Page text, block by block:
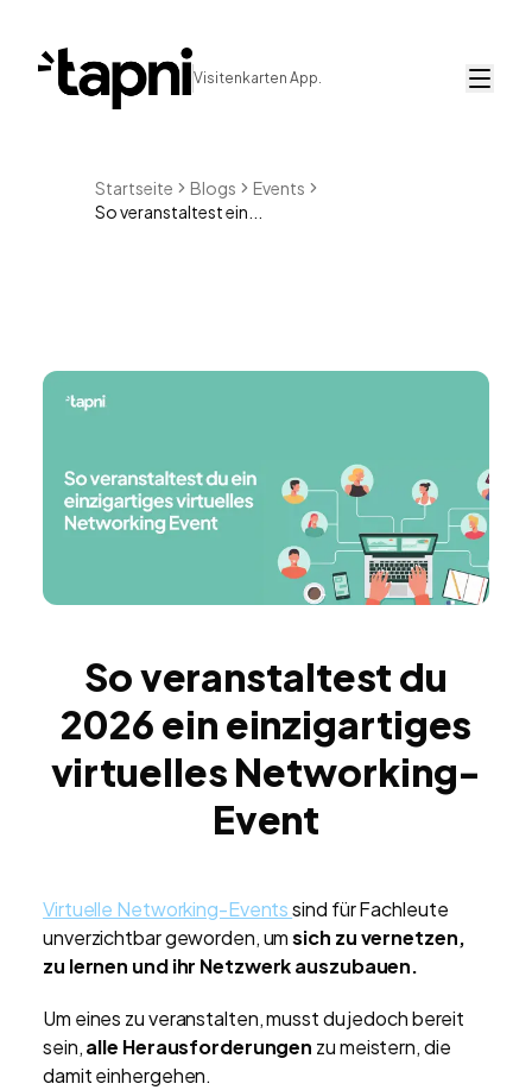
Visitenkarten App.
Startseite Blogs
Events
So veranstaltest ein...
So veranstaltest du
2026 ein einzigartiges
virtuelles Networking-
Event
Virtuelle Networking-Eventssind für Fachleute
unverzichtbar geworden, umsich zu vernetzen,
zu lernen und ihr Netzwerk auszubauen.
Um eines zu veranstalten, musst du jedoch bereit
sein,alle Herausforderungen zu meistern, die
damit einhergehen.